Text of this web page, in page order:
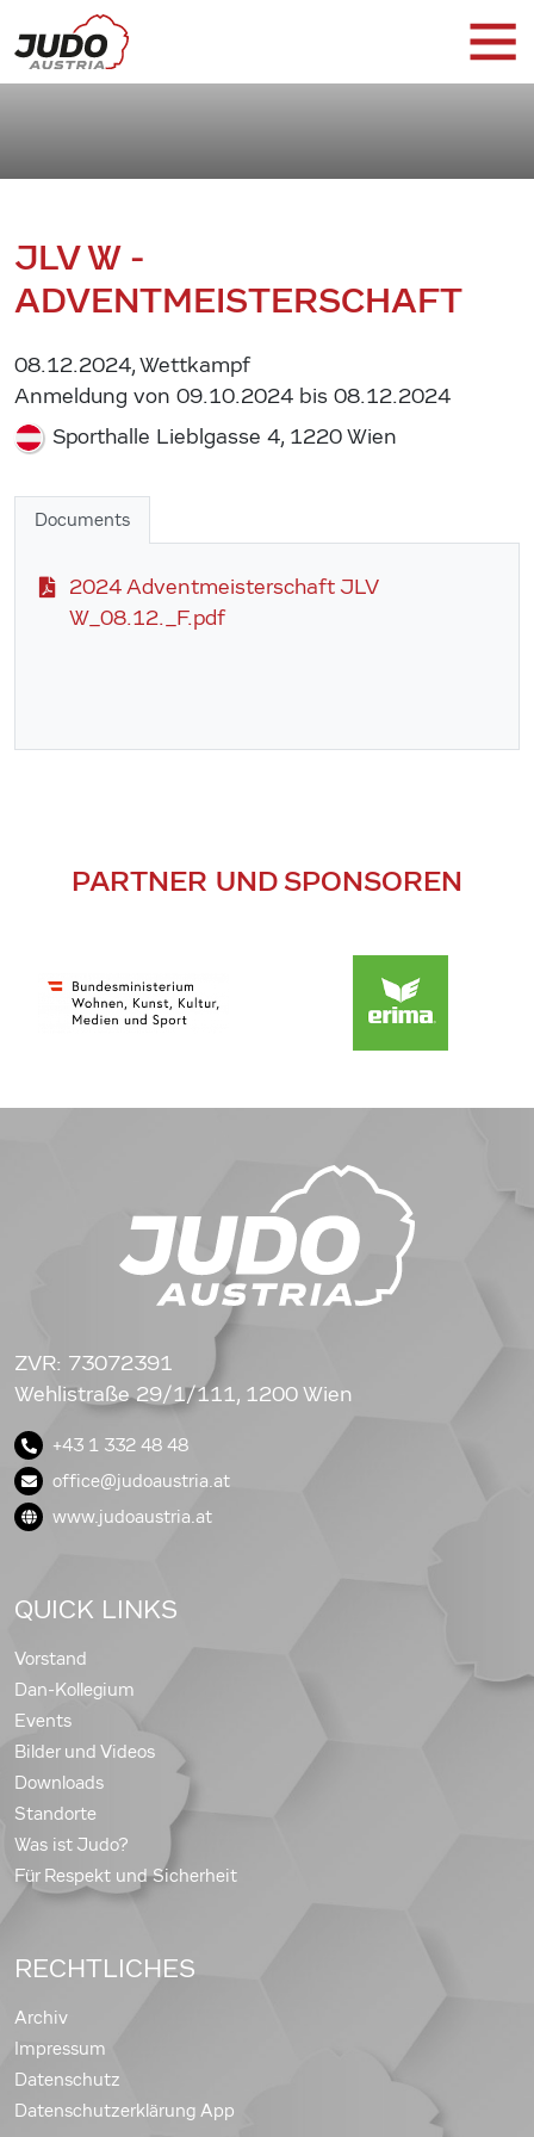
JLV W -
ADVENTMEISTERSCHAFT
08.12.2024, Wettkampf
Anmeldung von 09.10.2024 bis 08.12.2024
Sporthalle Lieblgasse 4, 1220 Wien
Documents
2024 Adventmeisterschaft JLV
W_08.12._F.pdf
PARTNER UND SPONSOREN
ZVR: 73072391
Wehlistraße 29/1/111, 1200 Wien
+43 1 332 48 48
office@judoaustria.at
www.judoaustria.at
QUICK LINKS
Vorstand
Dan-Kollegium
Events
Bilder und Videos
Downloads
Standorte
Was ist Judo?
Für Respekt und Sicherheit
RECHTLICHES
Archiv
Impressum
Datenschutz
Datenschutzerklärung App